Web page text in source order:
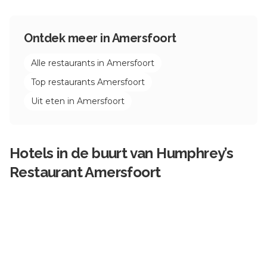
Ontdek meer inAmersfoort
Alle restaurants in Amersfoort
Top restaurants Amersfoort
Uit eten in Amersfoort
Hotels in de buurt van Humphrey’s
Restaurant Amersfoort